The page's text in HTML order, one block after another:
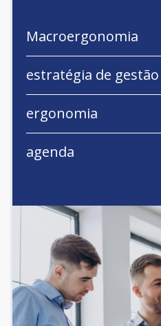
Macroergonomia
estratégia de gestão
ergonomia
agenda